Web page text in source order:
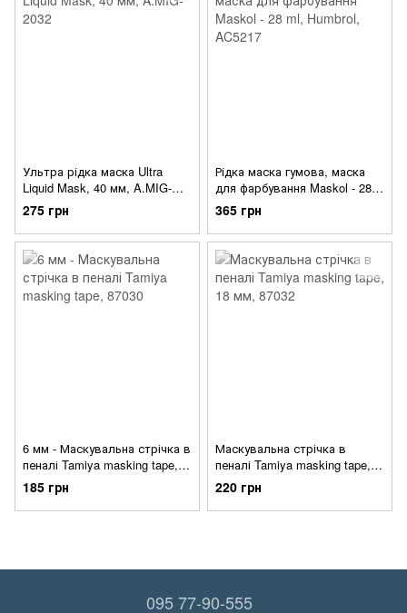
Ультра рідка маска Ultra
Liquid Mask, 40 мм, A.MIG-
2032
275 грн
Рідка маска гумова, маска
для фарбування Maskol - 28
ml, Humbrol, AC5217
365 грн
6 мм - Маскувальна стрічка в
пеналі Tamiya masking tape,
87030
185 грн
Маскувальна стрічка в
пеналі Tamiya masking tape,
18 мм, 87032
220 грн
095 77-90-555